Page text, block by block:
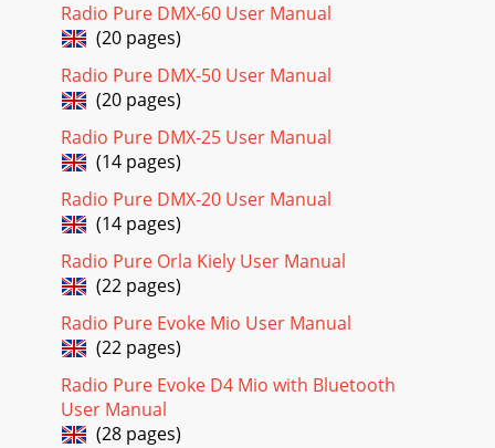
Radio Pure DMX-60 User Manual
(20 pages)
Radio Pure DMX-50 User Manual
(20 pages)
Radio Pure DMX-25 User Manual
(14 pages)
Radio Pure DMX-20 User Manual
(14 pages)
Radio Pure Orla Kiely User Manual
(22 pages)
Radio Pure Evoke Mio User Manual
(22 pages)
Radio Pure Evoke D4 Mio with Bluetooth
User Manual
(28 pages)